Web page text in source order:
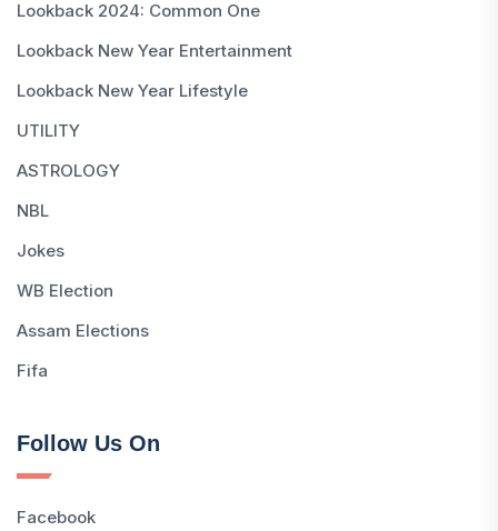
Lookback 2024: Common One
Lookback New Year Entertainment
Lookback New Year Lifestyle
UTILITY
ASTROLOGY
NBL
Jokes
WB Election
Assam Elections
Fifa
Follow Us On
Facebook